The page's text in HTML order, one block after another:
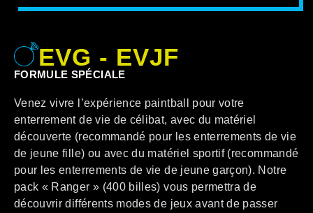
EVG - EVJF
FORMULE SPÉCIALE
Venez vivre l’expérience paintball pour votre
enterrement de vie de célibat, avec du matériel
découverte (recommandé pour les enterrements de vie
de jeune fille) ou avec du matériel sportif (recommandé
pour les enterrements de vie de jeune garçon). Notre
pack « Ranger » (400 billes) vous permettra de
découvrir différents modes de jeux avant de passer